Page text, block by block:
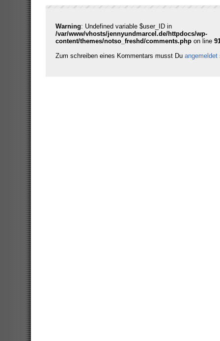
Warning: Undefined variable $user_ID in
/var/www/vhosts/jennyundmarcel.de/httpdocs/wp-
content/themes/notso_freshd/comments.phpon line
Zum schreiben eines Kommentars musst Du angemeldet